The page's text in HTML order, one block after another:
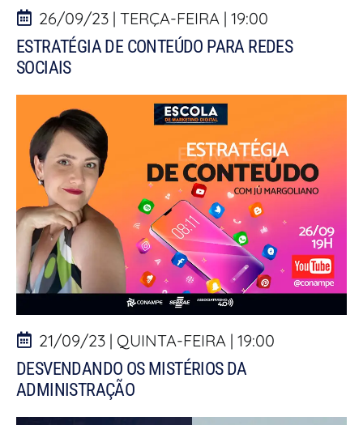
26/09/23 | TERÇA-FEIRA | 19:00
ESTRATÉGIA DE CONTEÚDO PARA REDES
SOCIAIS
21/09/23 | QUINTA-FEIRA | 19:00
DESVENDANDO OS MISTÉRIOS DA
ADMINISTRAÇÃO